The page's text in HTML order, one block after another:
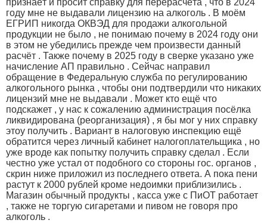
признаёт и просит справку для перерасчёта , что в 2024
году мне не выдавали лицензию на алкоголь . В моём
ЕГРИП никогда ОКВЭД для продажи алкогольной
продукции не было , не понимаю почему в 2024 году они
в этом не убедились прежде чем произвести данный
расчёт . Также почему в 2025 году в сверке указано уже
начисление АП правильно . Сейчас направил
обращение в Федеральную служба по регулированию
алкогольного рынка , чтобы они подтвердили что никаких
лицензий мне не выдавали . Может кто ещё что
подскажет , у нас к сожалению администрация посёлка
ликвидирована (реорганизация) , я бы мог у них справку
этоу получить . Вариант в налоговую инспекцию ещё
обратится через личный кабинет налогоплательщика , но
уже вроде как попытку получить справку сделал . Если
честно уже устал от подобного со стороны гос. органов ,
скрин ниже приложил из последнего ответа. А пока пени
растут к 2000 рублей кроме недоимки приблизились .
Магазин обычный продукты , касса уже с ПиОТ работает
, также не торгую сигаретами и пивом не говоря про
алкоголь .